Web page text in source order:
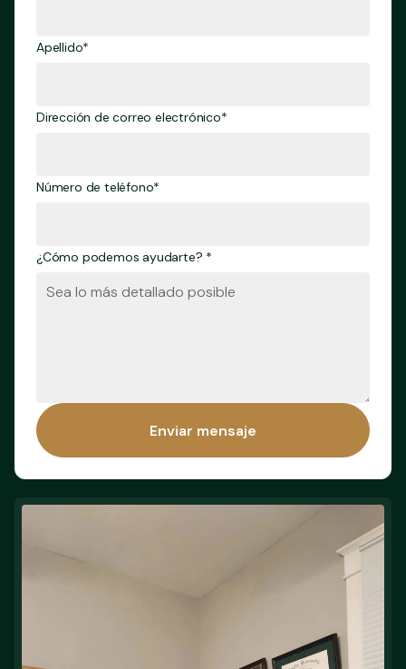
Apellido*
Dirección de correo electrónico*
Número de teléfono*
¿Cómo podemos ayudarte? *
Enviar mensaje